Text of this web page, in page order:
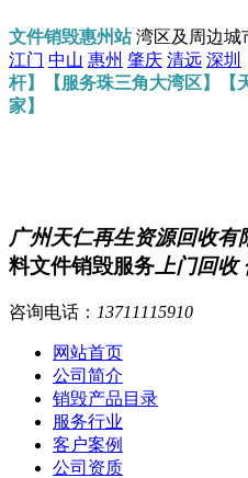
文件销毁惠州站湾区及周边城
江门 中山 惠州 肇庆 清远 深圳
杆】【服务珠三角大湾区】【
家】
广州天仁再生资源回收有
料文件销毁服务 上门回
咨询电话： 13711115910
网站首页
公司简介
销毁产品目录
服务行业
客户案例
公司资质